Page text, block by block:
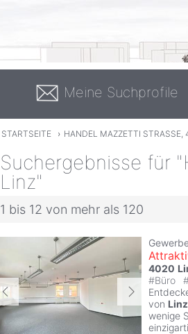
Meine Suchprofile
STARTSEITE › HANDEL MAZZETTI STRASSE,
Suchergebnisse für
Linz"
1 bis 12 von mehr als 120
4020
#Büro
von Linz
wenige